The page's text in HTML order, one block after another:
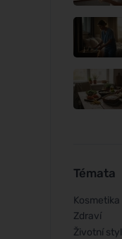
Témata
Kosmetika
Zdraví
Životní styl